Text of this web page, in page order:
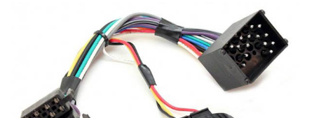
Electrice si Electronice
Aplice si Pendule
Electrocasnice Mici